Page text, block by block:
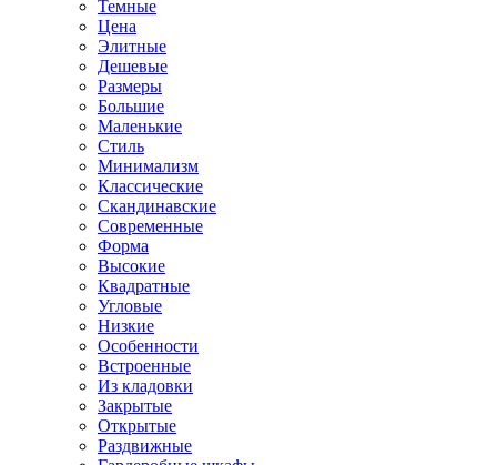
Темные
Цена
Элитные
Дешевые
Размеры
Большие
Маленькие
Стиль
Минимализм
Классические
Скандинавские
Современные
Форма
Высокие
Квадратные
Угловые
Низкие
Особенности
Встроенные
Из кладовки
Закрытые
Открытые
Раздвижные